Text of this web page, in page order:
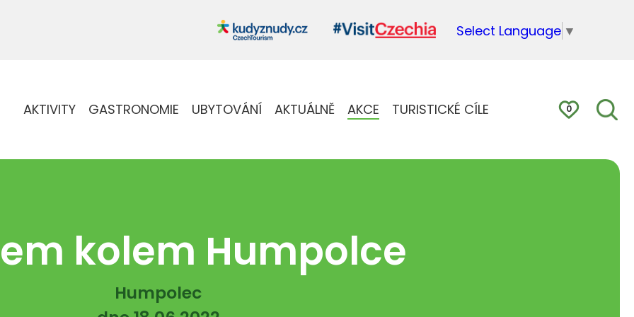
Select Language ▼
AKTIVITY GASTRONOMIE UBYTOVÁNÍ AKTUÁLNĚ AKCE TURISTICKÉ CÍLE 0
kolem Humpolce
Humpolec